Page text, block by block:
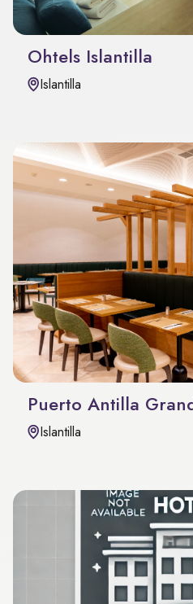
Ohtels Islantilla
Islantilla
Puerto Antilla
Islantilla